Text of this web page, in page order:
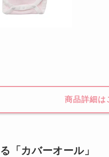
商品詳細は
「カバーオール」